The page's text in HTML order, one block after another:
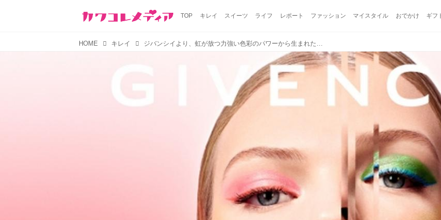
TOP キレイ スイーツ ライフ レポート ファッション マイスタイル おでかけ ギフ
HOME キレイ ジバンシイより、虹が放つ力強い色彩のパワーから生まれたスプリング コレクション 2019が登場